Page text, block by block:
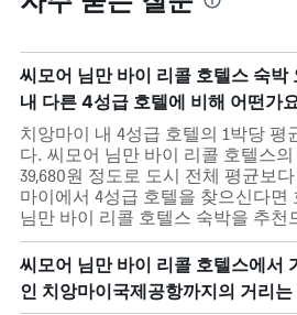
씨모어 님만 바이 리콜 호텔스 숙박
내 다른 4성급 호텔에 비해 어떤가
치앙마이 내 4성급 호텔의 1박당 평
다. 씨모어 님만 바이 리콜 호텔스
39,680원 정도로 도시 전체 평균보
마이에서 4성급 호텔을 찾으신다면
님만 바이 리콜 호텔스 숙박을 추천
씨모어 님만 바이 리콜 호텔스에서
인 치앙마이국제공항까지의 거리